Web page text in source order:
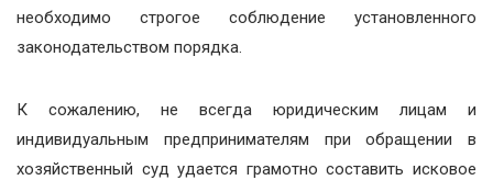
необходимо строгое соблюдение установленного
законодательством порядка.
К сожалению, не всегда юридическим лицам и
индивидуальным предпринимателям при обращении в
хозяйственный суд удается грамотно составить исковое